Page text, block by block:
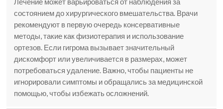
состоянием до хирургического вмешательства. Врачи
рекомендуют в первую очередь консервативные
методы, такие как физиотерапия и использование
ортезов. Если гигрома вызывает значительный
дискомфорт или увеличивается в размерах, может
потребоваться удаление. Важно, чтобы пациенты не
игнорировали симптомы и обращались за медицинской
помощью, чтобы избежать осложнений.